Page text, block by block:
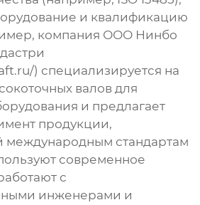
и квалификацию
компания ООО Нинбо
) специализируется на
валов для
и предлагает
продукции,
международным стандартам
современное
с
инженерами и